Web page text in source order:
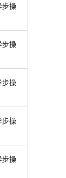
步操
步操
步操
步操
步操